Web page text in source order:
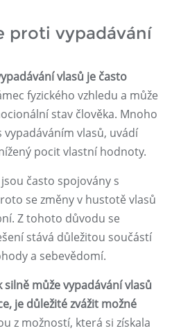
proti vypadávání
vlasů je často
fyzického vzhledu a může
stav člověka. Mnoho
vlasů, uvádí
pocit vlastní hodnoty.
často spojovány s
se změny v hustotě vlasů
Z tohoto důvodu se
stává důležitou součástí
a sebevědomí.
může vypadávání vlasů
je důležité zvážit možné
z možností, která si získala